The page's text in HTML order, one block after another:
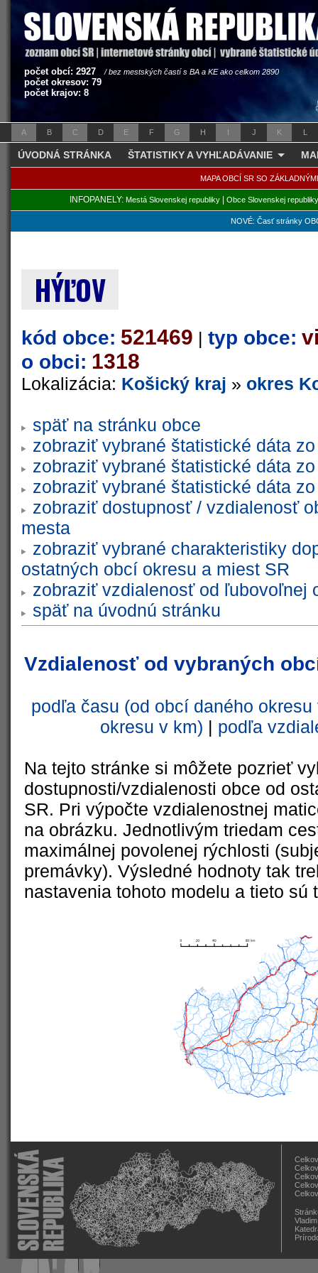
počet obcí: 2927 / bez mestských častí s BA a KE ako celkom 2890
počet okresov: 79
počet krajov: 8
A B C D E F G H I J K L
ÚVODNÁ STRÁNKA ŠTATISTIKY A VYHĽADÁVANIE
MAPA OBCÍ SR SO
INFOPANELY: Mestá Slovenskej republiky| Obce Slovenskej republiky
NOVÉ: Časť stránky
HÝĽOV
kód obce: 521469 | typ obce:
o obci: 1318
Lokalizácia: Košický kraj » okres
späť na stránku obce
zobraziť vybrané štatistické dáta
zobraziť vybrané štatistické dáta
zobraziť vybrané štatistické dáta
zobraziť dostupnosť / vzdialenosť
mesta
zobraziť vybrané charakteristiky
ostatných obcí okresu a miest SR
zobraziť vzdialenosť od ľubovoľnej
späť na úvodnú stránku
Vzdialenosť od vybraných
podľa času (od obcí daného okresu
okresu v km) | podľa
Na tejto stránke si môžete pozrieť
dostupnosti/vzdialenosti obce od
SR. Pri výpočte vzdialenostnej
na obrázku. Jednotlivým triedam
maximálnej povolenej rýchlosti
premávky). Výsledné hodnoty tak
nastavenia tohoto modelu a tieto